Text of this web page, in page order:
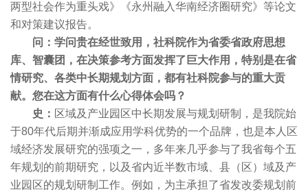
两型社会作为重头戏》《永州融入华南经济圈研究》等论文
和对策建议报告。
问：学问贵在经世致用，社科院作为省委省政府思想
库、智囊团，在决策参考方面发挥了巨大作用，特别是在省
情研究、各类中长期规划方面，都有社科院参与的重大贡
献。您在这方面有什么心得体会吗？
史： 区域及产业园区中长期发展与规划研制，是我院始
于80年代后期并渐成应用学科优势的一个品牌，也是本人区
域经济发展研究的强项之一，多年来几乎参与了我省每个五
年规划的前期研究，以及省内近半数市域、县（区）域及产
业园区的规划研制工作。例如，为主承担了省发改委规划前